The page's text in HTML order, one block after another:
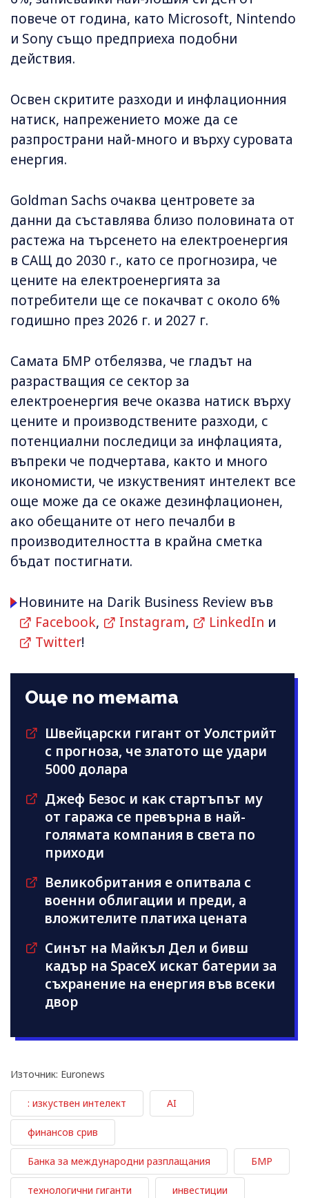
повече от година, като Microsoft, Nintendo
и Sony също предприеха подобни
действия.
Освен скритите разходи и инфлационния
натиск, напрежението може да се
разпространи най-много и върху суровата
енергия.
Goldman Sachs очаква центровете за
данни да съставлява близо половината от
растежа на търсенето на електроенергия
в САЩ до 2030 г., като се прогнозира, че
цените на електроенергията за
потребители ще се покачват с около 6%
годишно през 2026 г. и 2027 г.
Самата БМР отбелязва, че гладът на
разрастващия се сектор за
електроенергия вече оказва натиск върху
цените и производствените разходи, с
потенциални последици за инфлацията,
въпреки че подчертава, както и много
икономисти, че изкуственият интелект все
още може да се окаже дезинфлационен,
ако обещаните от него печалби в
производителността в крайна сметка
бъдат постигнати.
Новините на Darik Business Review във
Facebook, Instagram, LinkedIn и
Twitter!
Още по темата
Швейцарски гигант от Уолстрийт
с прогноза, че златото ще удари
5000 долара
Джеф Безос и как стартъпът му
от гаража се превърна в най-
голямата компания в света по
приходи
Великобритания е опитвала с
военни облигации и преди, а
вложителите платиха цената
Синът на Майкъл Дeл и бивш
кадър на SpaceX искат батерии за
съхранение на енергия във всеки
двор
Източник: Euronews
: изкуствен интелект AI
финансов срив
Банка за международни разплащания БМР
технологични гиганти инвестиции